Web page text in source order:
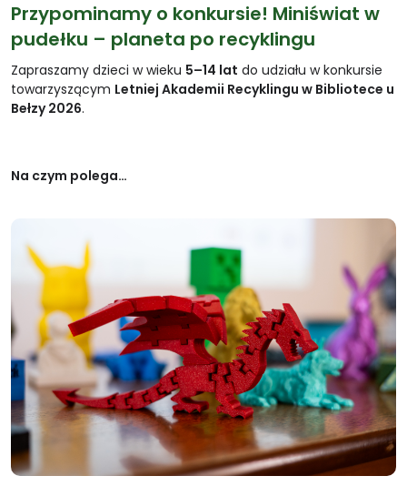
Przypominamy o konkursie! Miniświat w
pudełku – planeta po recyklingu
Zapraszamy dzieci w wieku 5–14 lat do udziału w konkursie
towarzyszącym Letniej Akademii Recyklingu w Bibliotece u
Bełzy 2026.
Na czym polega…